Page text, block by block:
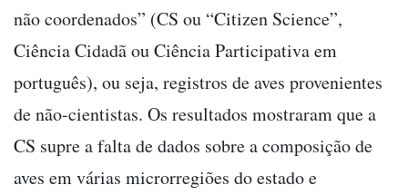
não coordenados” (CS ou “Citizen Science”,
Ciência Cidadã ou Ciência Participativa em
português), ou seja, registros de aves provenientes
de não-cientistas. Os resultados mostraram que a
CS supre a falta de dados sobre a composição de
aves em várias microrregiões do estado e